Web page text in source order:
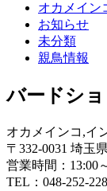
オカメイン
お知らせ
未分類
親鳥情報
バードシ
オカメインコ,イ
〒332-0031 埼玉
営業時間：13:00
TEL：048-252-